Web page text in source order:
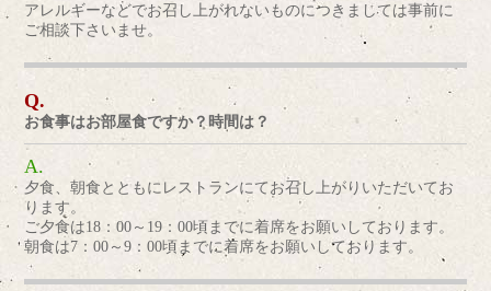
アレルギーなどでお召し上がれないものにつきましては事前に
ご相談下さいませ。
お食事はお部屋食ですか？時間は？
夕食、朝食とともにレストランにてお召し上がりいただいてお
ります。
ご夕食は18：00～19：00頃までに着席をお願いしております。
朝食は7：00～9：00頃までに着席をお願いしております。